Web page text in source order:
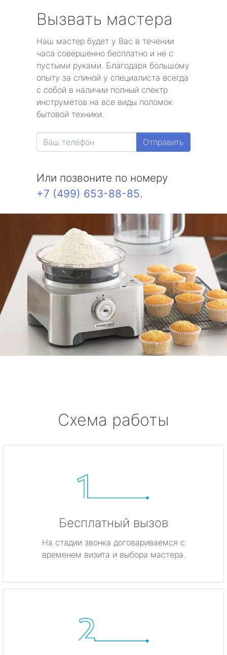
Вызвать мастера
Наш мастер будет у Вас в течении
часа совершенно бесплатно и не с
пустыми руками. Благодаря большому
опыту за спиной у специалиста всегда
с собой в наличии полный спектр
инструметов на все виды поломок
бытовой техники.
Отправить
Или позвоните по номеру
+7 (499) 653-88-85.
Схема работы
Бесплатный вызов
На стадии звонка договариваемся с
временем визита и выбора мастера.